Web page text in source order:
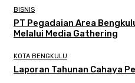
BISNIS
PT Pegadaian Area
Melalui Media Gathering
KOTA BENGKULU
Laporan Tahunan Cahaya